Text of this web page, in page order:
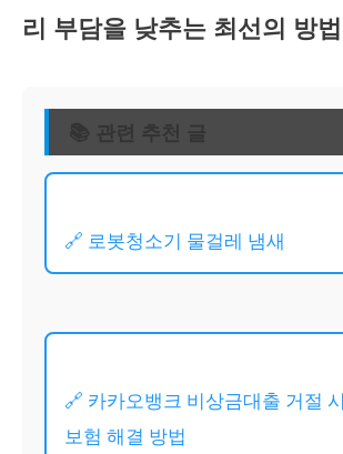
리 부담을 낮추는 최선의 방
📚 관련 추천 글
🔗 로봇청소기 물걸레 냄새
🔗 카카오뱅크 비상금대출 거절
보험 해결 방법